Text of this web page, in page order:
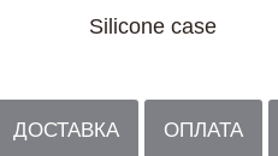
Silicone case
ДОСТАВКА ОПЛАТА